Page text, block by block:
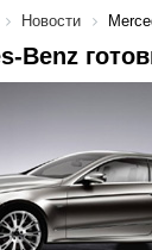
Новости
Benz